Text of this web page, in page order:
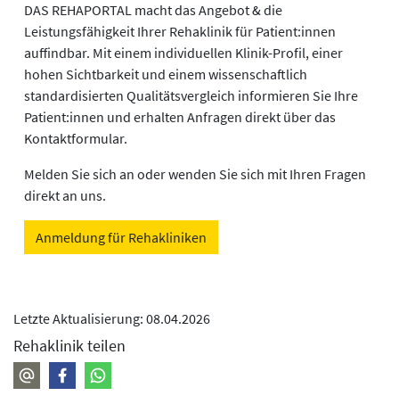
DAS REHAPORTAL macht das Angebot & die
Leistungsfähigkeit Ihrer Rehaklinik für Patient:innen
auffindbar. Mit einem individuellen Klinik-Profil, einer
hohen Sichtbarkeit und einem wissenschaftlich
standardisierten Qualitätsvergleich informieren Sie Ihre
Patient:innen und erhalten Anfragen direkt über das
Kontaktformular.
Melden Sie sich an oder wenden Sie sich mit Ihren Fragen
direkt an uns.
Anmeldung für Rehakliniken
Letzte Aktualisierung: 08.04.2026
Rehaklinik teilen